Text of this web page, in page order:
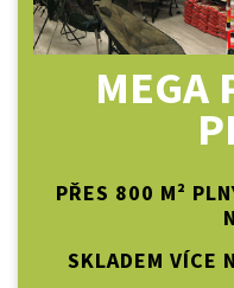
MEGA
PŘES 800 M²
SKLADEM VÍCE